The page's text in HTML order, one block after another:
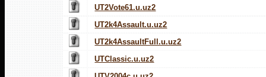
UT2Vote61.u.uz2
UT2k4Assault.u.uz2
UT2k4AssaultFull.u.uz2
UTClassic.u.uz2